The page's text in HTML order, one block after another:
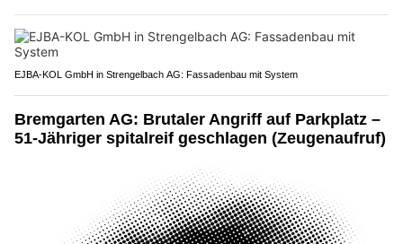
EJBA-KOL GmbH in Strengelbach AG: Fassadenbau mit System
Bremgarten AG: Brutaler Angriff auf Parkplatz –
51-Jähriger spitalreif geschlagen (Zeugenaufruf)